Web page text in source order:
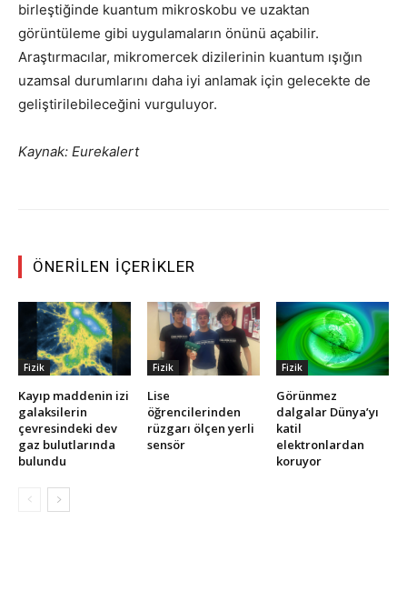
birleştiğinde kuantum mikroskobu ve uzaktan
görüntüleme gibi uygulamaların önünü açabilir.
Araştırmacılar, mikromercek dizilerinin kuantum ışığın
uzamsal durumlarını daha iyi anlamak için gelecekte de
geliştirilebileceğini vurguluyor.
Kaynak: Eurekalert
ÖNERILEN İÇERIKLER
Fizik
Kayıp maddenin izi
galaksilerin
çevresindeki dev
gaz bulutlarında
bulundu
Fizik
Lise
öğrencilerinden
rüzgarı ölçen yerli
sensör
Fizik
Görünmez
dalgalar Dünya’yı
katil
elektronlardan
koruyor